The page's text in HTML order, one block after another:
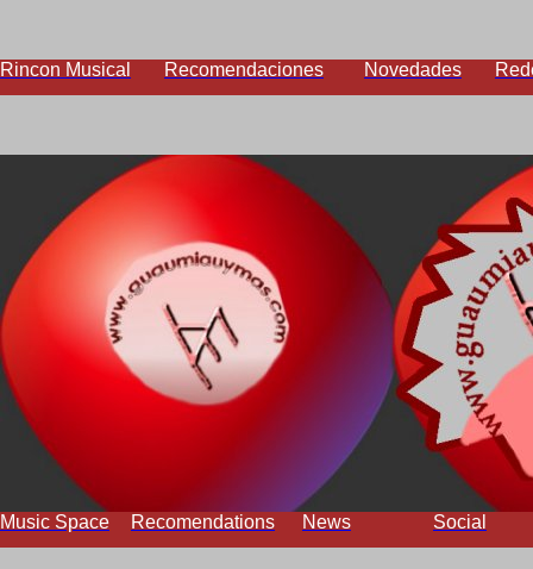
Rincon Musical Recomendaciones Novedades
Music Space Recomendations News Social